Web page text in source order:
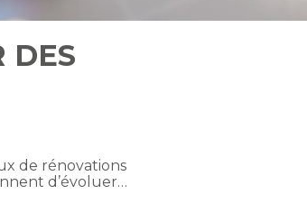
DES
de rénovations
d’évoluer…